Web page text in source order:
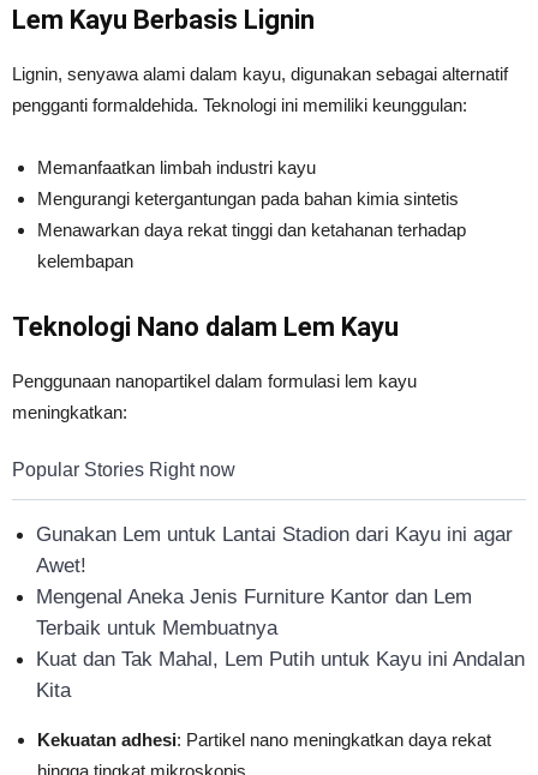
Lem Kayu Berbasis Lignin
Lignin, senyawa alami dalam kayu, digunakan sebagai alternatif
pengganti formaldehida. Teknologi ini memiliki keunggulan:
Memanfaatkan limbah industri kayu
Mengurangi ketergantungan pada bahan kimia sintetis
Menawarkan daya rekat tinggi dan ketahanan terhadap
kelembapan
Teknologi Nano dalam Lem Kayu
Penggunaan nanopartikel dalam formulasi lem kayu
meningkatkan:
Popular Stories Right now
Gunakan Lem untuk Lantai Stadion dari Kayu ini agar
Awet!
Mengenal Aneka Jenis Furniture Kantor dan Lem
Terbaik untuk Membuatnya
Kuat dan Tak Mahal, Lem Putih untuk Kayu ini Andalan
Kita
Kekuatan adhesi: Partikel nano meningkatkan daya rekat
hingga tingkat mikroskopis